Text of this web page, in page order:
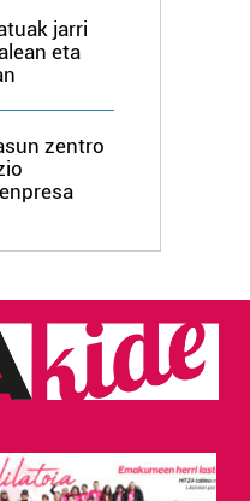
jarri
eta
zentro